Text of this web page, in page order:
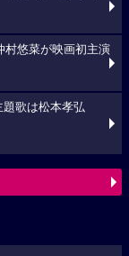
村悠菜が映画初主演
題歌は松本孝弘